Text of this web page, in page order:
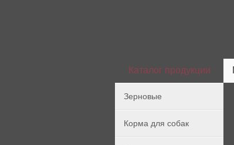
Каталог продукции
Зерновые
Корма для собак